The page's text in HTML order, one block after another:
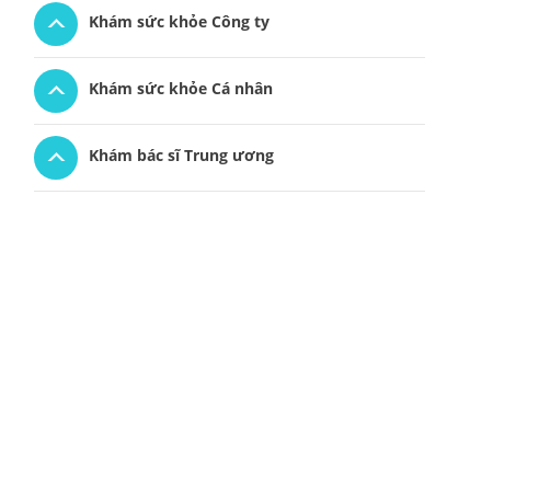
Khám sức khỏe Công ty
Khám sức khỏe Cá nhân
Khám bác sĩ Trung ương